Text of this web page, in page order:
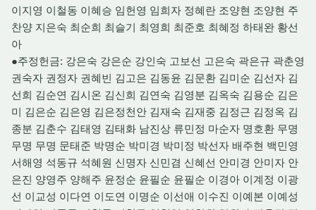
이지영 이철동 이혜승 임헌영 임희자 정혜란 조양현 조양현 주
찬양 지은숙 최순희 최슬기 최영희 최준호 최혜정 하태완 황선
아
●주정헌금: 강은숙 강은순 강인숙 고보선 고은숙 곽은규 곽춘영
권숙자 권정자 권혜빈 김고은 김동윤 김문환 김미순 김선자 김
선희 김순연 김시온 김신희 김연숙 김영분 김옥숙 김용순 김은
미 김은순 김은영 김은정천안 김재숙 김재중 김정근 김정옥 김
종분 김춘수 김태영 김태화 남진상 류민정 마순자 명호환 무명
무명 무명 문태준 박명순 박미경 박미정 박선자 배주현 백민영
서해영 석동규 석혜원 신명자 신민겸 신혜선 안미경 안미자 안
은진 양영주 양해주 윤정순 윤필순 윤필순 이경아 이계정 이광
선 이교성 이다연 이도연 이명순 이선애 이수진 이예본 이예성